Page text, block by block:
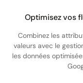
Optimisez vos
Combinez les
valeurs avec le
les données